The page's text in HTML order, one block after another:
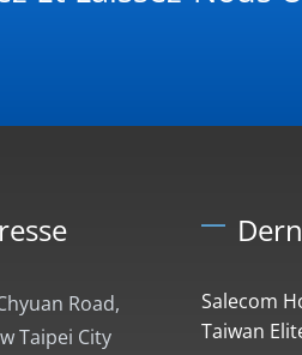
Road,
Taipei City
Salecom
Taiwan